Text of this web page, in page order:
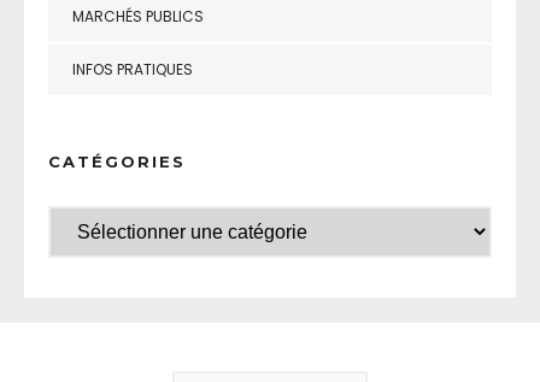
MARCHÉS PUBLICS
INFOS PRATIQUES
CATÉGORIES